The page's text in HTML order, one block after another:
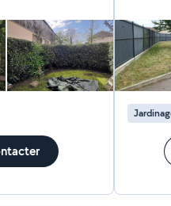
haie , élagage,
évacuation des